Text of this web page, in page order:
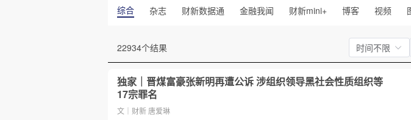
综合 杂志 财新数据通 金融我闻 财新mini+ 博客 视频
22934个结果 时间不限
独家｜晋煤富豪张新明再遭公诉 涉组织领导黑社会性质组织等
17宗罪名
文｜财新 唐爱琳